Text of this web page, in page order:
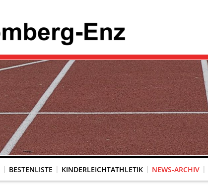
BESTENLISTE KINDERLEICHTATHLETIK NEWS-ARCHIV